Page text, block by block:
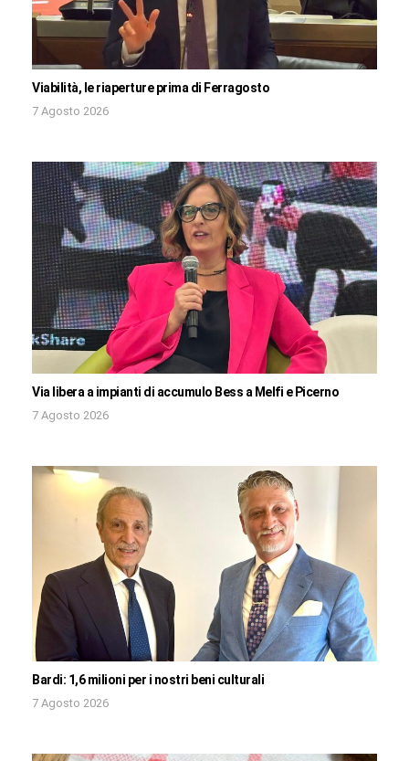
Viabilità, le riaperture prima di Ferragosto
7 Agosto 2026
Via libera a impianti di accumulo Bess a Melfi e Picerno
7 Agosto 2026
Bardi: 1,6 milioni per i nostri beni culturali
7 Agosto 2026